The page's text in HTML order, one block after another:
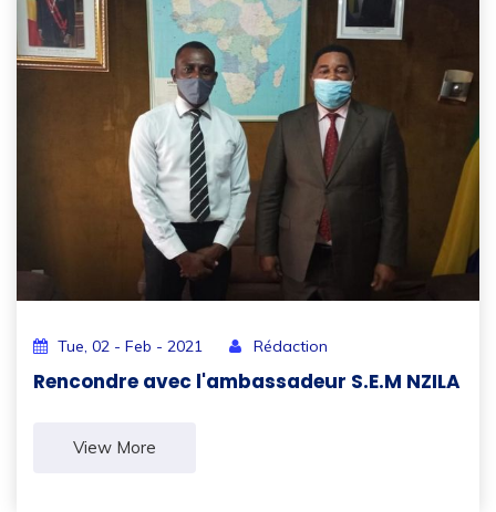
Tue, 02 - Feb - 2021 Rédaction
Rencondre avec l'ambassadeur S.E.M NZILA
View More